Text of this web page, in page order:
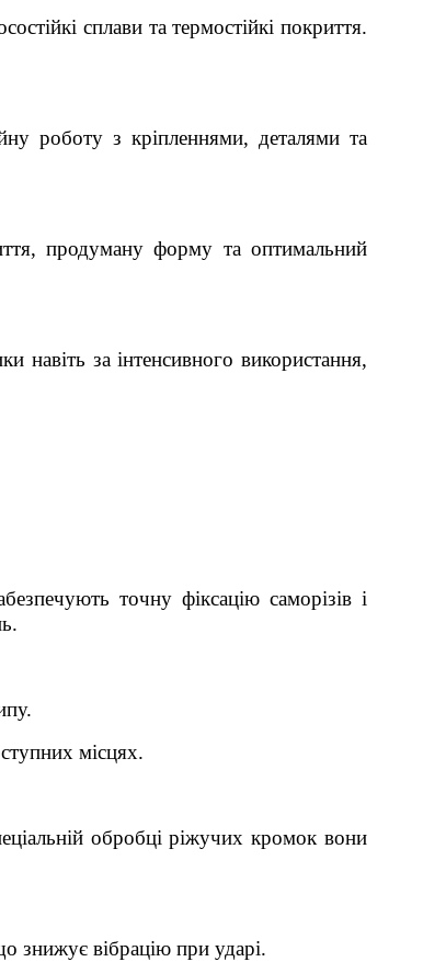
сплави та термостійкі покриття.
роботу з кріпленнями, деталями та
продуману форму та оптимальний
навіть за інтенсивного використання,
точну фіксацію саморізів і
місцях.
обробці ріжучих кромок вони
знижує вібрацію при ударі.